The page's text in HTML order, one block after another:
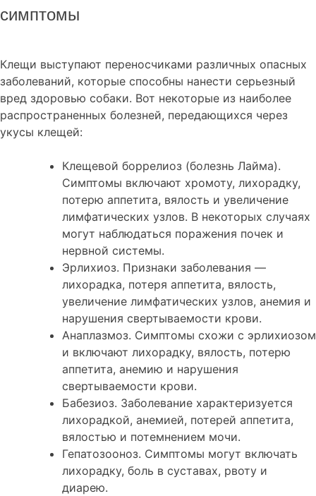
симптомы
Клещи выступают переносчиками различных опасных
заболеваний, которые способны нанести серьезный
вред здоровью собаки. Вот некоторые из наиболее
распространенных болезней, передающихся через
укусы клещей:
Клещевой боррелиоз (болезнь Лайма).
Симптомы включают хромоту, лихорадку,
потерю аппетита, вялость и увеличение
лимфатических узлов. В некоторых случаях
могут наблюдаться поражения почек и
нервной системы.
Эрлихиоз. Признаки заболевания —
лихорадка, потеря аппетита, вялость,
увеличение лимфатических узлов, анемия и
нарушения свертываемости крови.
Анаплазмоз. Симптомы схожи с эрлихиозом
и включают лихорадку, вялость, потерю
аппетита, анемию и нарушения
свертываемости крови.
Бабезиоз. Заболевание характеризуется
лихорадкой, анемией, потерей аппетита,
вялостью и потемнением мочи.
Гепатозооноз. Симптомы могут включать
лихорадку, боль в суставах, рвоту и
диарею.